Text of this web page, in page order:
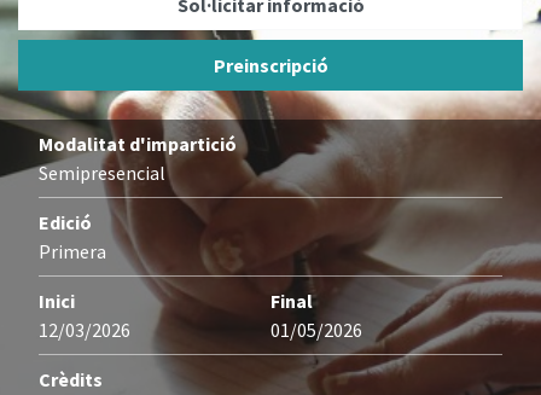
Sol·licitar informació
Preinscripció
Modalitat d'impartició
Semipresencial
Edició
Primera
Inici
12/03/2026
Final
01/05/2026
Crèdits